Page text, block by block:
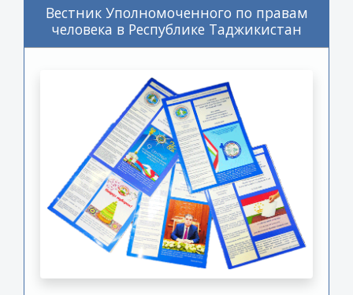
Вестник Уполномоченного по правам
человека в Республике Таджикистан